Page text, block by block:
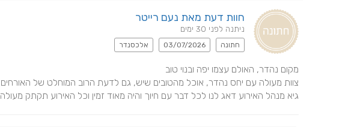
חוות דעת מאת נעם רייטר
ניתנה לפני 30 ימים
חתונה 03/07/2026 אלכסנדר
גיא מנהל האירוע דאג לנו לכל דבר עם חיוך והיה מאוד זמין וכל האירוע תקתק מעולה